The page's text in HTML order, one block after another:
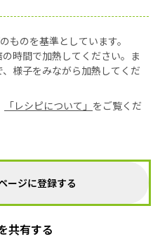
のを基準としています。
時間で加熱してください。ま
様子をみながら加熱してくだ
「レシピについて」 をご覧くだ
ージに登録する
共有する